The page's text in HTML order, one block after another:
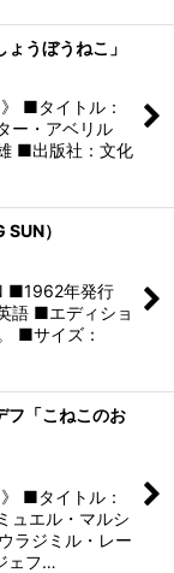
ょうぼうねこ」
■タイトル：
ー・アベリル
■出版社：文化
）
■1962年発行
語 ■エディショ
■サイズ：
フ「こねこのお
■タイトル：
ュエル・マルシ
ラジミル・レー
ェフ…